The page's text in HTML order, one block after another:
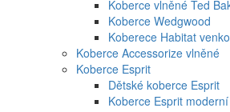
Koberce vlněné Ted
Koberce Wedgwood
Koberece Habitat
Koberce Accessorize vlněné
Koberce Esprit
Dětské koberce Esprit
Koberce Esprit moderní